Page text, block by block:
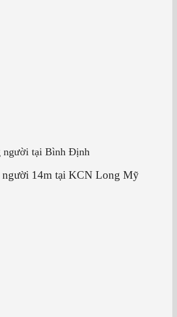
người tại Bình Định
người 14m tại KCN Long Mỹ